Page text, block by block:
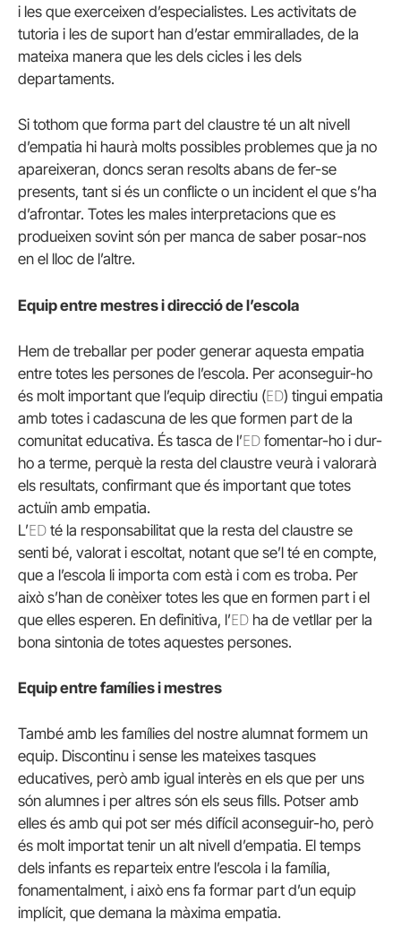
i les que exerceixen d’especialistes. Les activitats de
tutoria i les de suport han d’estar emmirallades, de la
mateixa manera que les dels cicles i les dels
departaments.
Si tothom que forma part del claustre té un alt nivell
d’empatia hi haurà molts possibles problemes que ja no
apareixeran, doncs seran resolts abans de fer-se
presents, tant si és un conflicte o un incident el que s’ha
d’afrontar. Totes les males interpretacions que es
produeixen sovint són per manca de saber posar-nos
en el lloc de l’altre.
Equip entre mestres i direcció de l’escola
Hem de treballar per poder generar aquesta empatia
entre totes les persones de l’escola. Per aconseguir-ho
és molt important que l’equip directiu (ED) tingui empatia
amb totes i cadascuna de les que formen part de la
comunitat educativa. És tasca de l’ED fomentar-ho i dur-
ho a terme, perquè la resta del claustre veurà i valorarà
els resultats, confirmant que és important que totes
actuïn amb empatia.
L’ED té la responsabilitat que la resta del claustre se
senti bé, valorat i escoltat, notant que se’l té en compte,
que a l’escola li importa com està i com es troba. Per
això s’han de conèixer totes les que en formen part i el
que elles esperen. En definitiva, l’ED ha de vetllar per la
bona sintonia de totes aquestes persones.
Equip entre famílies i mestres
També amb les famílies del nostre alumnat formem un
equip. Discontinu i sense les mateixes tasques
educatives, però amb igual interès en els que per uns
són alumnes i per altres són els seus fills. Potser amb
elles és amb qui pot ser més difícil aconseguir-ho, però
és molt importat tenir un alt nivell d’empatia. El temps
dels infants es reparteix entre l’escola i la família,
fonamentalment, i això ens fa formar part d’un equip
implícit, que demana la màxima empatia.